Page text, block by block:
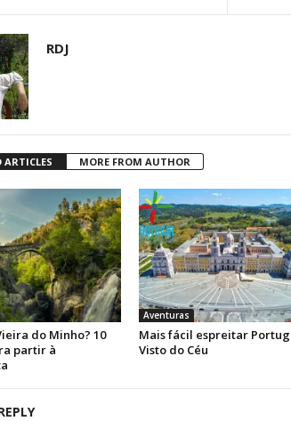
RDJ
ARTICLES MORE FROM AUTHOR
do Minho? 10
partir à
Aventuras
Mais fácil espreitar
Visto do Céu